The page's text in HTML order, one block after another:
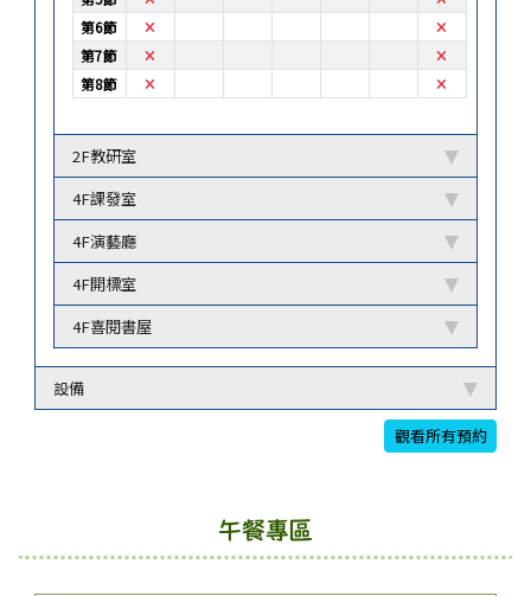
第6節
第7節
第8節
2F教研室
4F課發室
4F演藝廳
4F開標室
4F喜閱書屋
設備
觀看所有預約
午餐專區